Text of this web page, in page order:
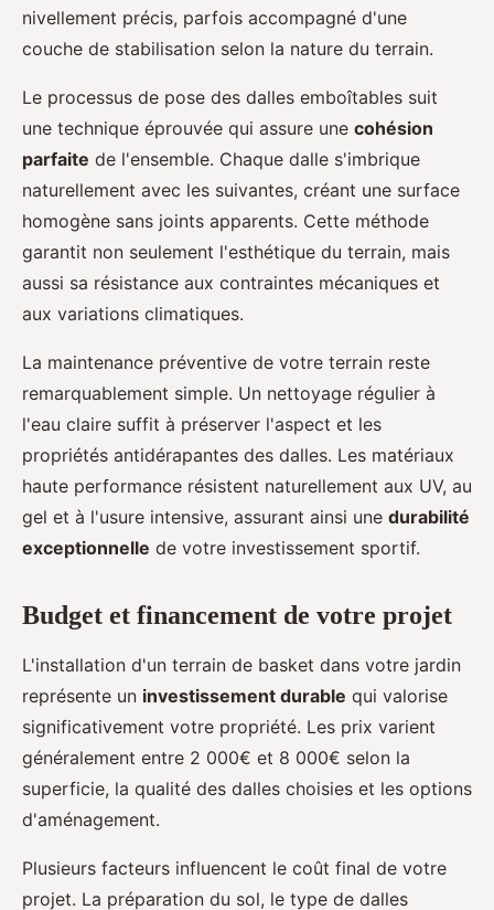
nivellement précis, parfois accompagné d'une
couche de stabilisation selon la nature du terrain.
Le processus de pose des dalles emboîtables suit
une technique éprouvée qui assure une cohésion
parfaite de l'ensemble. Chaque dalle s'imbrique
naturellement avec les suivantes, créant une surface
homogène sans joints apparents. Cette méthode
garantit non seulement l'esthétique du terrain, mais
aussi sa résistance aux contraintes mécaniques et
aux variations climatiques.
La maintenance préventive de votre terrain reste
remarquablement simple. Un nettoyage régulier à
l'eau claire suffit à préserver l'aspect et les
propriétés antidérapantes des dalles. Les matériaux
haute performance résistent naturellement aux UV, au
gel et à l'usure intensive, assurant ainsi une durabilité
exceptionnelle de votre investissement sportif.
Budget et financement de votre projet
L'installation d'un terrain de basket dans votre jardin
représente un investissement durable qui valorise
significativement votre propriété. Les prix varient
généralement entre 2 000€ et 8 000€ selon la
superficie, la qualité des dalles choisies et les options
d'aménagement.
Plusieurs facteurs influencent le coût final de votre
projet. La préparation du sol, le type de dalles